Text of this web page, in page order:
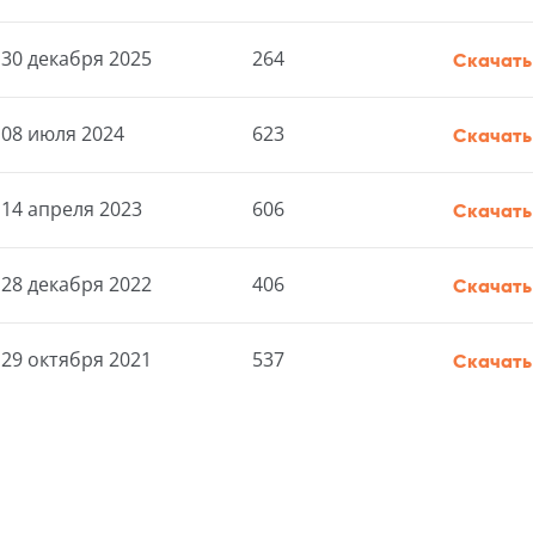
30 декабря 2025 264 Скачать
08 июля 2024 623 Скачать
14 апреля 2023 606 Скачать
28 декабря 2022 406 Скачать
29 октября 2021 537 Скачать